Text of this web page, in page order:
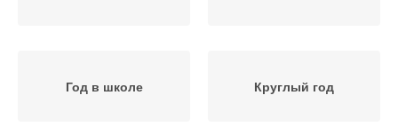
Год в школе Круглый год